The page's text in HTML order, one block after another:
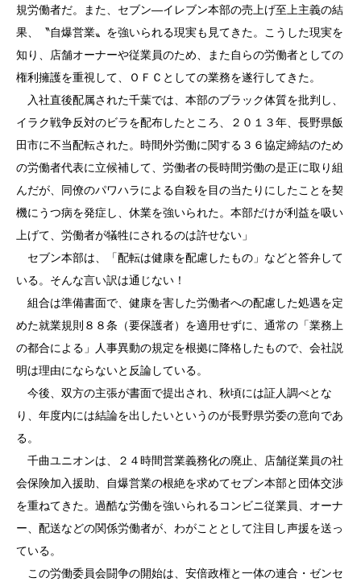
規労働者だ。また、セブン―イレブン本部の売上げ至上主義の結
果、〝自爆営業〟を強いられる現実も見てきた。こうした現実を
知り、店舗オーナーや従業員のため、また自らの労働者としての
権利擁護を重視して、ＯＦＣとしての業務を遂行してきた。
入社直後配属された千葉では、本部のブラック体質を批判し、
イラク戦争反対のビラを配布したところ、２０１３年、長野県飯
田市に不当配転された。時間外労働に関する３６協定締結のため
の労働者代表に立候補して、労働者の長時間労働の是正に取り組
んだが、同僚のパワハラによる自殺を目の当たりにしたことを契
機にうつ病を発症し、休業を強いられた。本部だけが利益を吸い
上げて、労働者が犠牲にされるのは許せない」
セブン本部は、「配転は健康を配慮したもの」などと答弁して
いる。そんな言い訳は通じない！
組合は準備書面で、健康を害した労働者への配慮した処遇を定
めた就業規則８８条（要保護者）を適用せずに、通常の「業務上
の都合による」人事異動の規定を根拠に降格したもので、会社説
明は理由にならないと反論している。
今後、双方の主張が書面で提出され、秋頃には証人調べとな
り、年度内には結論を出したいというのが長野県労委の意向であ
る。
千曲ユニオンは、２４時間営業義務化の廃止、店舗従業員の社
会保険加入援助、自爆営業の根絶を求めてセブン本部と団体交渉
を重ねてきた。過酷な労働を強いられるコンビニ従業員、オーナ
ー、配送などの関係労働者が、わがこととして注目し声援を送っ
ている。
この労働委員会闘争の開始は、安倍政権と一体の連合・ゼンセ